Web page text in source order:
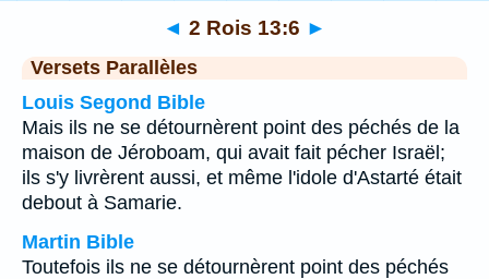
◄ 2 Rois 13:6 ►
Versets Parallèles
Louis Segond Bible
Mais ils ne se détournèrent point des péchés de la
maison de Jéroboam, qui avait fait pécher Israël;
ils s'y livrèrent aussi, et même l'idole d'Astarté était
debout à Samarie.
Martin Bible
Toutefois ils ne se détournèrent point des péchés